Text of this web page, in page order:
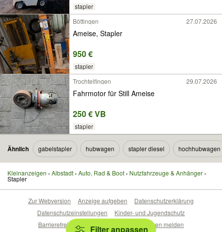
stapler
Böttingen
27.07.2026
Ameise, Stapler
950 €
stapler
Trochtelfingen
29.07.2026
Fahrmotor für Still Ameise
250 € VB
stapler
Ähnlich gabelstapler hubwagen stapler diesel hochhubwagen
Kleinanzeigen Albstadt Auto, Rad & Boot Nutzfahrzeuge & Anhänger
Stapler
Filter anpassen
Zur Webversion Anzeige aufgeben
Datenschutzerklärung
Datenschutzeinstellungen
Kinder- und Jugendschutz
Barrierefreiheitserklärung
Sicherheitslücken melden